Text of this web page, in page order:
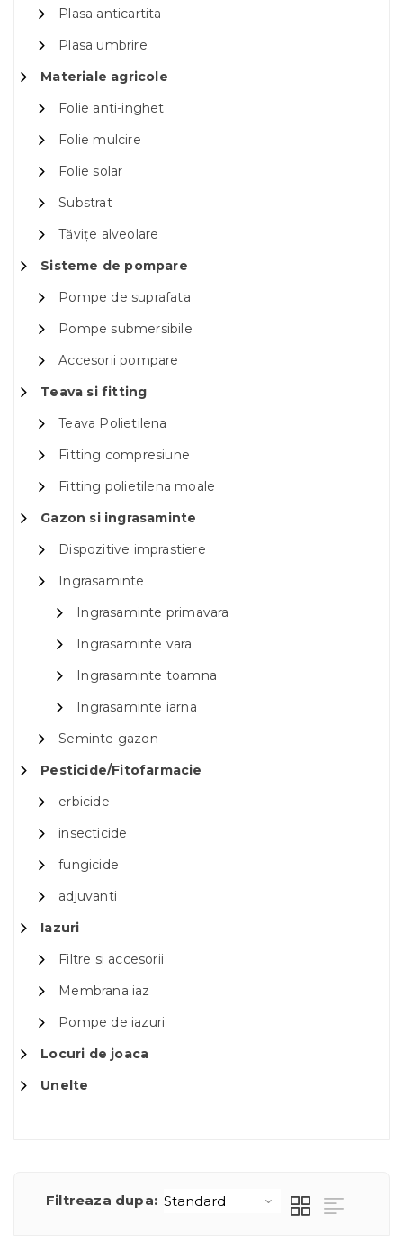
Plasa anticartita
Plasa umbrire
Materiale agricole
Folie anti-inghet
Folie mulcire
Folie solar
Substrat
Tăvițe alveolare
Sisteme de pompare
Pompe de suprafata
Pompe submersibile
Accesorii pompare
Teava si fitting
Teava Polietilena
Fitting compresiune
Fitting polietilena moale
Gazon si ingrasaminte
Dispozitive imprastiere
Ingrasaminte
Ingrasaminte primavara
Ingrasaminte vara
Ingrasaminte toamna
Ingrasaminte iarna
Seminte gazon
Pesticide/Fitofarmacie
erbicide
insecticide
fungicide
adjuvanti
Iazuri
Filtre si accesorii
Membrana iaz
Pompe de iazuri
Locuri de joaca
Unelte
Filtreaza dupa: